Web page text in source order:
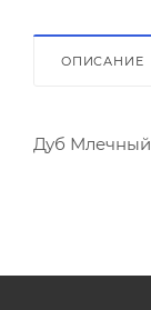
ОПИСАНИЕ
Дуб Млечный